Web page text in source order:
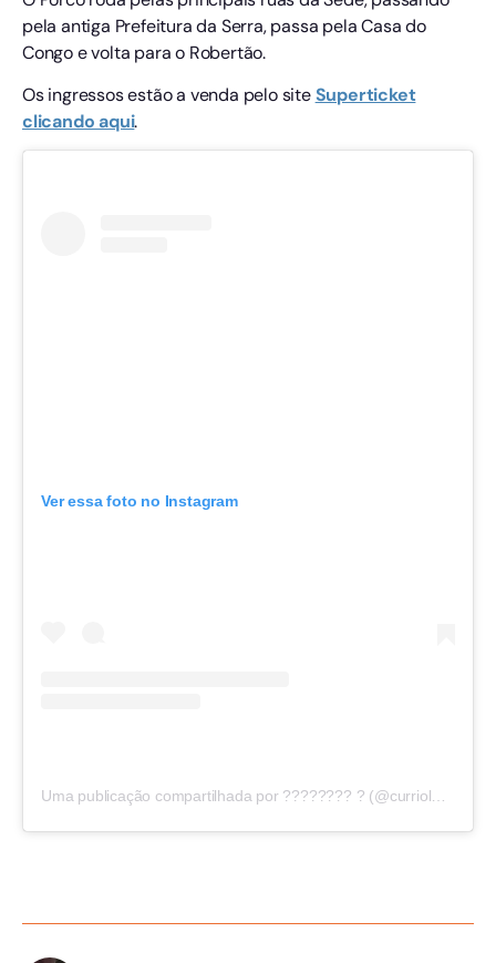
pela antiga Prefeitura da Serra, passa pela Casa do
Congo e volta para o Robertão.
Os ingressos estão a venda pelo siteSuperticket
clicando aqui.
Ver essa foto no Instagram
Uma publicação compartilhada por ???????? ? (@curriolaporcaoficial)